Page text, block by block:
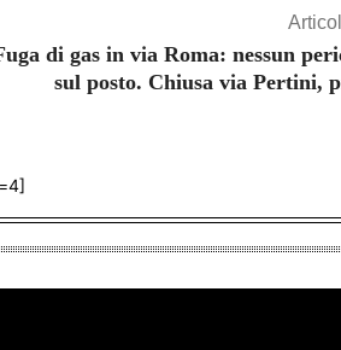
di gas in via Roma: nessun
sul posto. Chiusa via Pertini,